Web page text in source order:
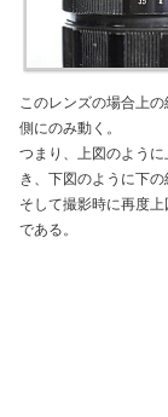
このレンズの場合上
側にのみ動く。
つまり、上図のよう
き、下図のように下
そして撮影時に再度
である。